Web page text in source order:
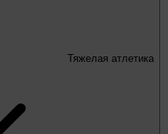
Тяжелая атлетика